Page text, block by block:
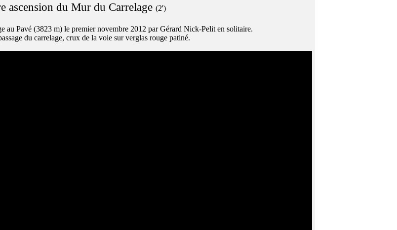
ascension du Mur du Carrelage (2')
au Pavé (3823 m) le premier novembre 2012 par Gérard Nick-Pelit en solitaire.
du carrelage, crux de la voie sur verglas rouge patiné.